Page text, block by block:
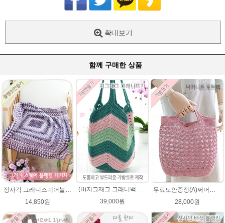
확대보기
함께 구매한 상품
14,850원
39,000원
무료도안증정(A)써머니트 토트백 패키지 (종이도안+ ★다올한지 4타래)/코바늘가방/여름니트백 니트백 여름가방
28,000원